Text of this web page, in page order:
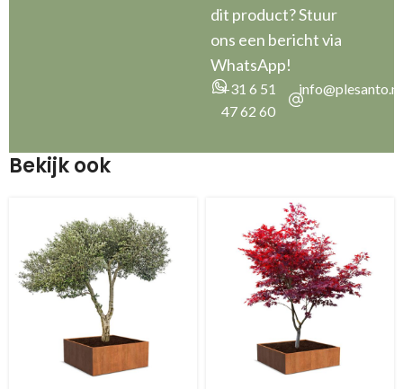
dit product? Stuur
ons een bericht via
WhatsApp!
+31 6 51
47 62 60
info@plesanto.nl
Bekijk ook